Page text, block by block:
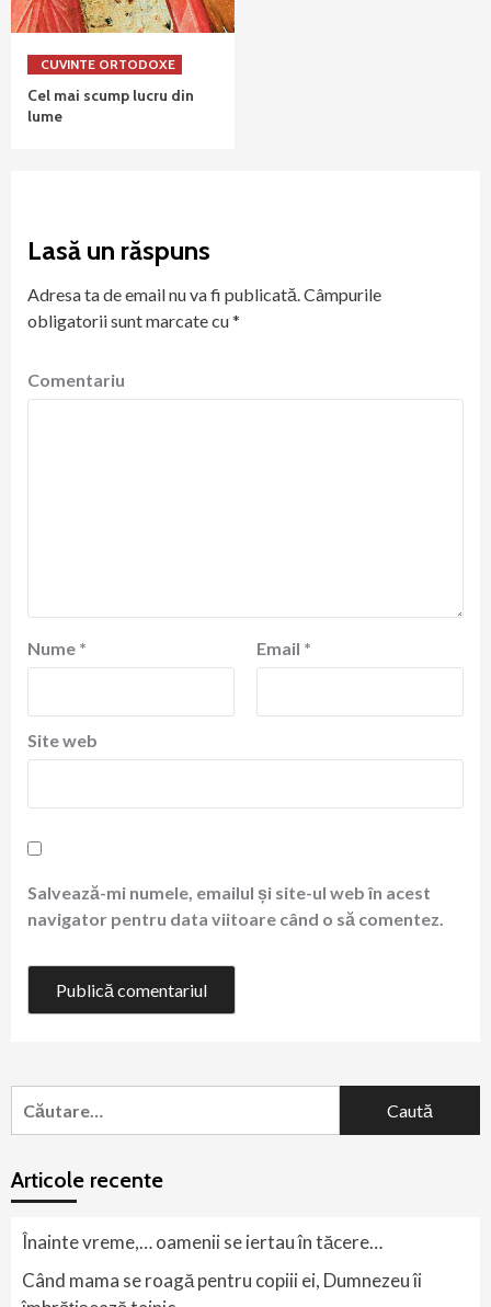
CUVINTE ORTODOXE
Cel mai scump lucru din
lume
Lasă un răspuns
Adresa ta de email nu va fi publicată.Câmpurile
obligatorii sunt marcate cu*
Comentariu
Nume * Email *
Site web
Salvează-mi numele, emailul și site-ul web în acest
navigator pentru data viitoare când o să comentez.
după:
Articole recente
Înainte vreme,… oamenii se iertau în tăcere…
Când mama se roagă pentru copiii ei, Dumnezeu îi